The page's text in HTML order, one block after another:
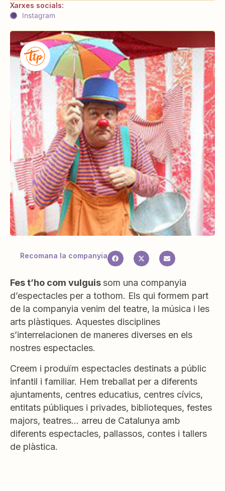
Xarxes socials:
Instagram
Recomana la companyia
Fes t’ho com vulguissom una companyia
d’espectacles per a tothom. Els qui formem part
de la companyia venim del teatre, la música i les
arts plàstiques. Aquestes disciplines
s’interrelacionen de maneres diverses en els
nostres espectacles.
Creem i produïm espectacles destinats a públic
infantil i familiar. Hem treballat per a diferents
ajuntaments, centres educatius, centres cívics,
entitats públiques i privades, biblioteques, festes
majors, teatres… arreu de Catalunya amb
diferents espectacles, pallassos, contes i tallers
de plàstica.